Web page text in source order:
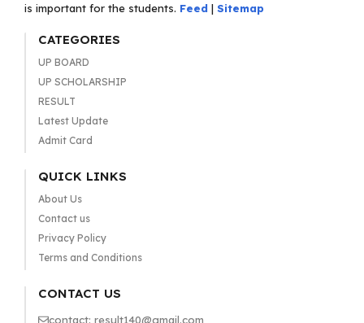
is important for the students. Feed | Sitemap
CATEGORIES
UP BOARD
UP SCHOLARSHIP
RESULT
Latest Update
Admit Card
QUICK LINKS
About Us
Contact us
Privacy Policy
Terms and Conditions
CONTACT US
contact: result140@gmail.com